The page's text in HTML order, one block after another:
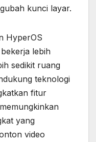
kunci layar.
HyperOS
lebih
sedikit ruang
teknologi
fitur
yang
video